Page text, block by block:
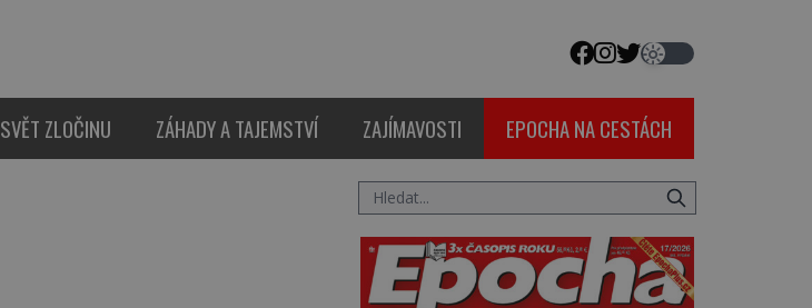
SVĚT ZLOČINU ZÁHADY A TAJEMSTVÍ ZAJÍMAVOSTI EPOCHA NA CESTÁCH